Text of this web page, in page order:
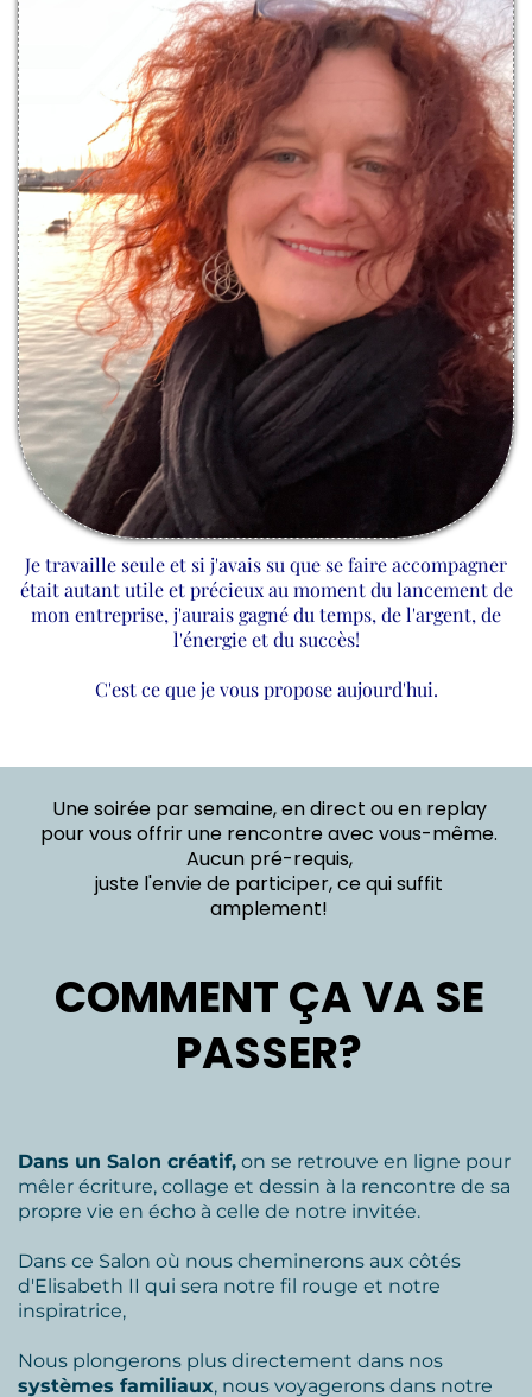
Je travaille seule et si j'avais su que se faire accompagner
était autant utile et précieux au moment du lancement de
mon entreprise, j'aurais gagné du temps, de l'argent, de
l'énergie et du succès!
C'est ce que je vous propose aujourd'hui.
Une soirée par semaine, en direct ou en replay
pour vous offrir une rencontre avec vous-même.
Aucun pré-requis,
juste l'envie de participer, ce qui suffit
amplement!
COMMENT ÇA VA SE
PASSER?
Dans un Salon créatif, on se retrouve en ligne pour
mêler écriture, collage et dessin à la rencontre de sa
propre vie en écho à celle de notre invitée.
Dans ce Salon où nous cheminerons aux côtés
d'Elisabeth II qui sera notre fil rouge et notre
inspiratrice,
Nous plongerons plus directement dans nos
systèmes familiaux, nous voyagerons dans notre